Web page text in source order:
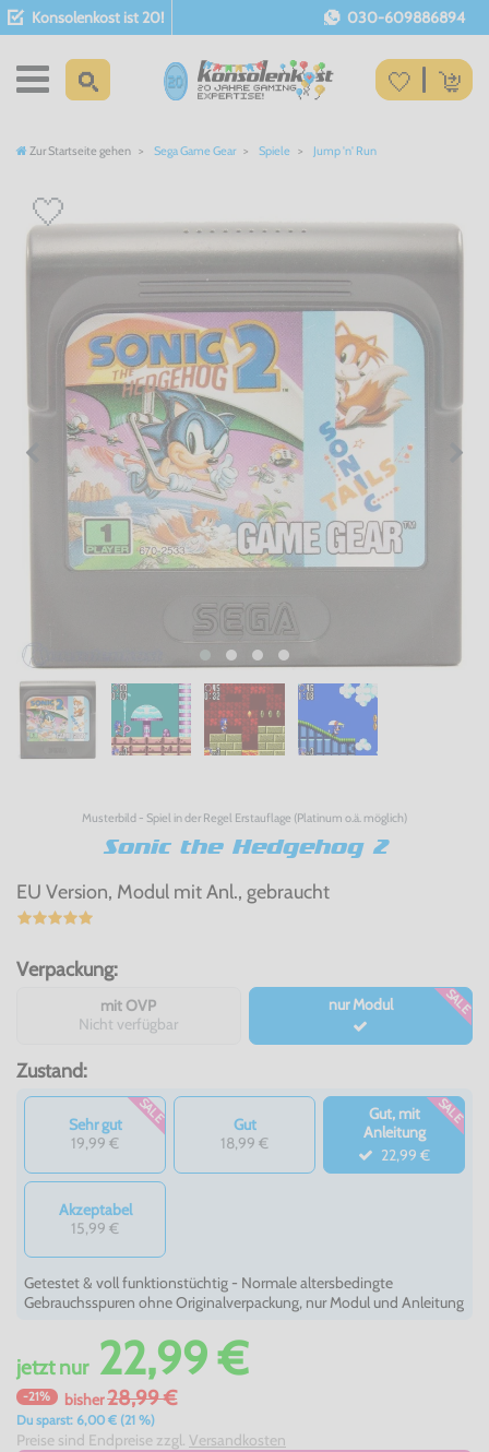
Konsolenkost ist 20! 030-609886894
Zur Startseite gehen Sega Game Gear Spiele Jump 'n' Run
Musterbild - Spiel in der Regel Erstauflage (Platinum o.ä. möglich)
Sonic the Hedgehog 2
EU Version, Modul mit Anl., gebraucht
Verpackung:
mit OVP
Nicht verfügbar
nur Modul SALE
Zustand:
Sehr gut
19,99 €
SALE
Gut
18,99 €
Gut, mit
Anleitung
22,99 €
SALE
Akzeptabel
15,99 €
Getestet & voll funktionstüchtig - Normale altersbedingte
Gebrauchsspuren ohne Originalverpackung, nur Modul und Anleitung
jetztnur22,99 €
-21% bisher28,99 €
Du sparst: 6,00 € (21 %)
Preise sind Endpreise zzgl. Versandkosten